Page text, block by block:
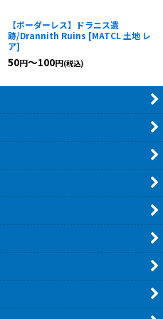
【ボーダーレス】ドラニス遺
跡/Drannith Ruins [MATCL 土地 レ
ア]
50円～100円(税込)